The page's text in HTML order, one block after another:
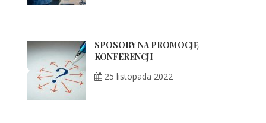
SPOSOBY NA PROMOCJĘ
KONFERENCJI
25 listopada 2022